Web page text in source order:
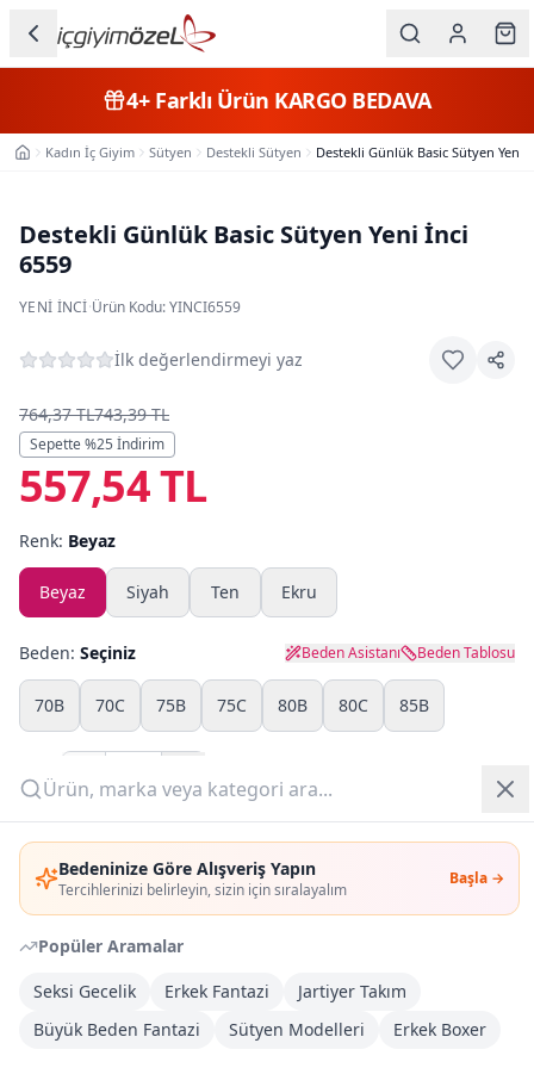
Bedeninize Göre Alışveriş Yapın
Tercihlerinizi belirleyin, sizin için sıralayalım
Başla →
Popüler Aramalar
Seksi Gecelik
Erkek Fantazi
Jartiyer Takım
Büyük Beden Fantazi
Sütyen Modelleri Erkek Boxer
Kategorileri
Erkek
Çocuk
Beden
Markalar
Plaj & Mayo
Yazlık Pijama
Yeni Gelenler
Giriş Yap
Üye Ol
4+Farklı Ürün KARGO BEDAVA
Ana SayfaKadın İç Giyim Sütyen Destekli Sütyen Destekli Günlük Basic Sütyen Yeni
Destekli Günlük Basic Sütyen Yeni İnci
6559
YENI İNCI·Ürün Kodu:YINCI6559
İlk değerlendirmeyi yaz
764,37 TL743,39 TL
Sepette %25 İndirim
557,54 TL
Renk: Beyaz
Beyaz Siyah Ten Ekru
Beden: Seçiniz Beden Asistanı Beden Tablosu
70B 70C 75B 75C 80B 80C 85B
Adet:
Sepete Ekle
Şimdi Al
DHL Kargoya Teslim